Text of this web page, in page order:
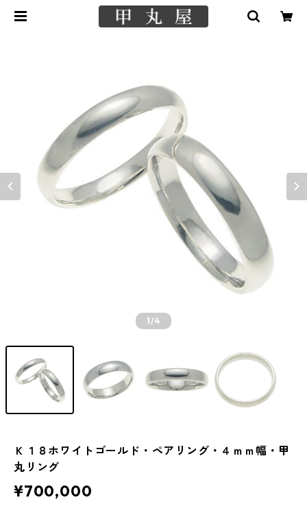
1/4
Ｋ１８ホワイトゴールド・ペアリング・４ｍｍ幅・甲
丸リング
¥700,000